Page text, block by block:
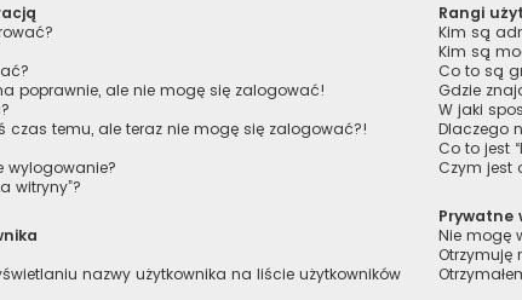
poprawnie, ale nie mogę się zalogować!
czas temu, ale teraz nie mogę się zalogować?!
wylogowanie?
witryny”?
nazwy użytkownika na liście użytkowników
Rangi
Kim są
Kim są
Co to są
Gdzie
W jaki
Dlaczego
Co to jest
Czym jest
Prywatne
Nie mogę
Otrzymuję